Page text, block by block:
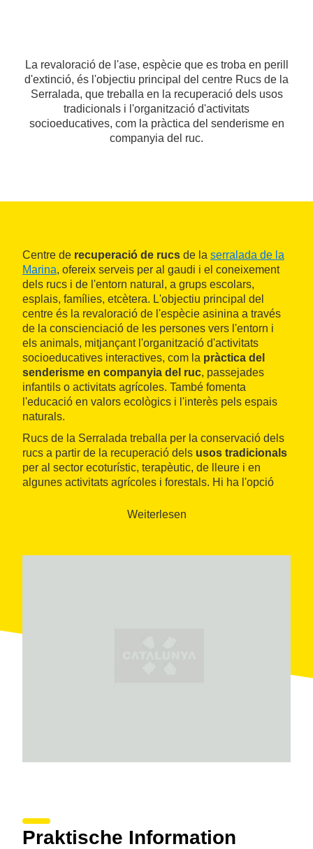
La revaloració de l'ase, espècie que es troba en perill
d'extinció, és l'objectiu principal del centre Rucs de la
Serralada, que treballa en la recuperació dels usos
tradicionals i l'organització d'activitats
socioeducatives, com la pràctica del senderisme en
companyia del ruc.
Centre de recuperació de rucs de la serralada de la
Marina, ofereix serveis per al gaudi i el coneixement
dels rucs i de l'entorn natural, a grups escolars,
esplais, famílies, etcètera. L'objectiu principal del
centre és la revaloració de l'espècie asinina a través
de la conscienciació de les persones vers l'entorn i
els animals, mitjançant l'organització d'activitats
socioeducatives interactives, com la pràctica del
senderisme en companyia del ruc, passejades
infantils o activitats agrícoles. També fomenta
l'educació en valors ecològics i l'interès pels espais
naturals.
Rucs de la Serralada treballa per la conservació dels
rucs a partir de la recuperació dels usos tradicionals
per al sector ecoturístic, terapèutic, de lleure i en
algunes activitats agrícoles i forestals. Hi ha l'opció
Weiterlesen
Praktische Information